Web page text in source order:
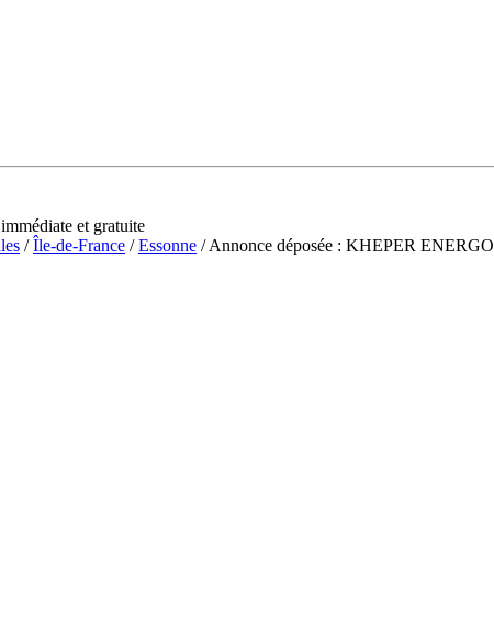
et gratuite
/Île-de-France /Essonne / Annonce déposée : KHEPER ENERGO